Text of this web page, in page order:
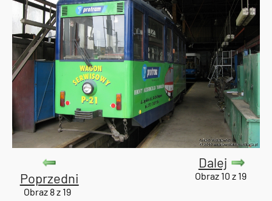
Poprzedni
Obraz 8 z 19
Dalej
Obraz 10 z 19